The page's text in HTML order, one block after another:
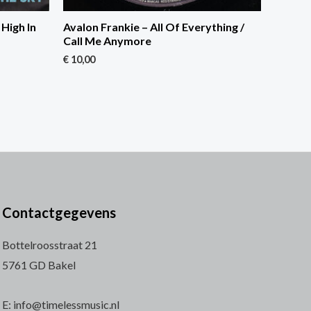
In
Avalon Frankie – All Of Everything /
Call Me Anymore
€ 10,00
Contactgegevens
Bottelroosstraat 21
5761 GD Bakel
E: info@timelessmusic.nl